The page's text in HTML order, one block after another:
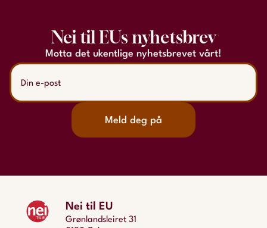
Nei til EUs nyhetsbrev
Motta det ukentlige nyhetsbrevet vårt!
Meld deg på
Nei til EU
Grønlandsleiret 31